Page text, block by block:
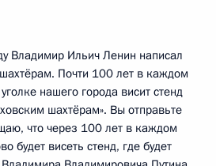
Владимир Ильич Ленин написал
Почти 100 лет в каждом
нашего города висит стенд
шахтёрам». Вы отправьте
что через 100 лет в каждом
будет висеть стенд, где будет